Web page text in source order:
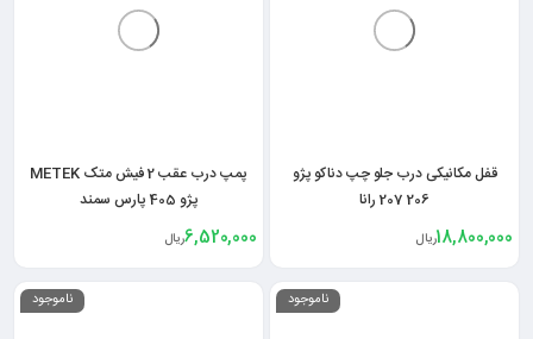
قفل مکانیکی درب جلو چپ دناکو پژو
206 207 رانا
18,800,000ریال
پمپ درب عقب 2 فیش متک METEK
پژو 405 پارس سمند
6,520,000ریال
ناموجود ناموجود